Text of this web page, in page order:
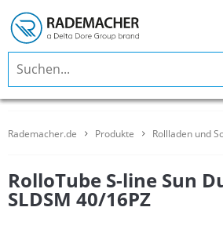
Rademacher.de Produkte Rollladen und
RolloTube S-line Sun
SLDSM 40/16PZ